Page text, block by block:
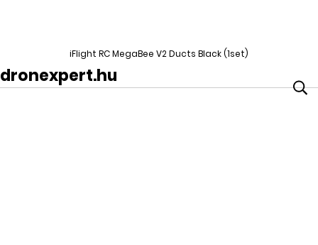
iFlight RC MegaBee V2 Ducts Black (1set)
dronexpert.hu